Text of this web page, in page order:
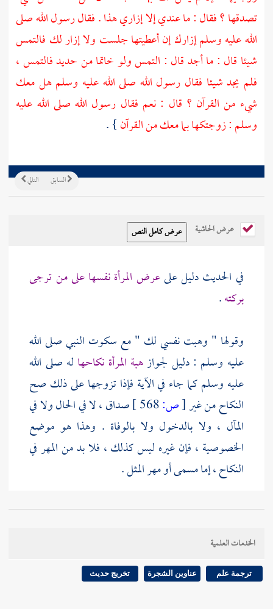
تصدقها ؟ فقال : ما عندي إلا إزاري هذا . فقال رسول الله صلى
الله عليه وسلم إزارك إن أعطيتها جلست ولا إزار لك فالتمس
شيئا قال : ما أجد قال : التمس ولو خاتما من حديد فالتمس ،
فلم يجد شيئا فقال رسول الله صلى الله عليه وسلم هل معك
شيء من القرآن ؟ قال : نعم فقال رسول الله صلى الله عليه
وسلم : زوجتكها بما معك من القرآن} .
التالي السابق
عرض الحاشية
في الحديث دليل علىعرض المرأة نفسها على من ترجى
بركته.
وقولها " وهبت نفسي لك " مع سكوت النبي صلى الله
عليه وسلم : دليل لجوازهبة المرأة نكاحها له صلى الله
عليه وسلم كما جاء في الآية فإذا تزوجها على ذلك صح
النكاح من غير[ص:
صداق ، لا في الحال ولا في
المآل ، ولا بالدخول ولا بالوفاة . وهذا هو موضع
الخصوصية ، فإن غيره ليس كذلك ، فلا بد من المهر في
النكاح ، إما مسمى أو مهر المثل .
واستدل به من أجاز من الشافعية انعقاد نكاحه صلى الله
عليه وسلم بلفظ " الهبة " ومنهم من منعه إلا بلفظ
النكاح " أو التزويج " كغيره .الخدمات العلمية
ترجمة علم عناوين الشجرة تخريج حديث